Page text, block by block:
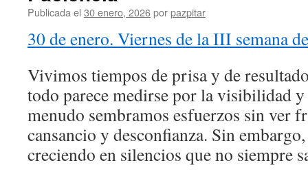
Publicada el 30 enero, 2026porpazpitar
30 de enero. Viernes de la III semana
Vivimos tiempos de prisa y de
todo parece medirse por la visibilidad
menudo sembramos esfuerzos sin ver
cansancio y desconfianza. Sin
creciendo en silencios que no siempre